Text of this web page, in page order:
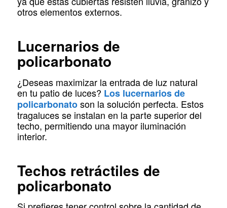
otros elementos externos.
Lucernarios de
policarbonato
¿Deseas maximizar la entrada de luz natural
en tu patio de luces? Los lucernarios de
policarbonatoson la solución perfecta. Estos
tragaluces se instalan en la parte superior del
techo, permitiendo una mayor iluminación
interior.
Techos retráctiles de
policarbonato